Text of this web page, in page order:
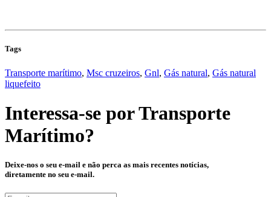
Tags
Transporte marítimo, Msc cruzeiros, Gnl, Gás natural, Gás natural
liquefeito
Interessa-se porTransporte
Marítimo?
Deixe-nos o seu e-mail e não perca as mais recentes notícias,
diretamente no seu e-mail.